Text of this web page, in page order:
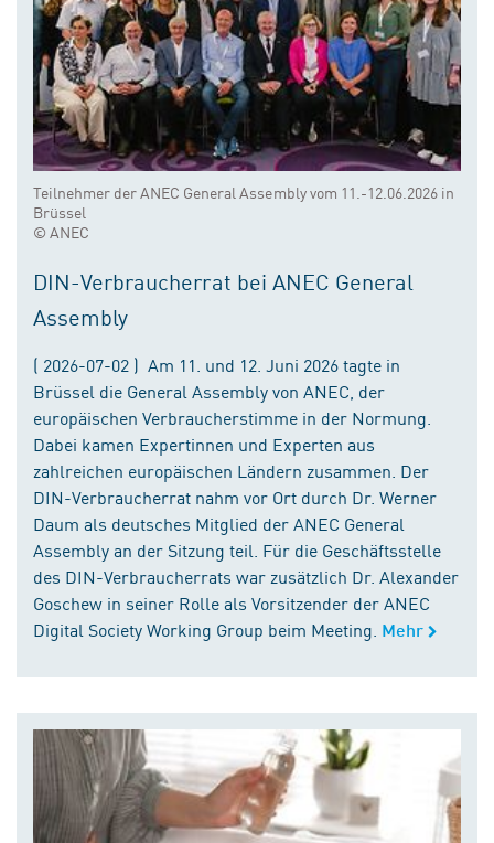
Teilnehmer der ANEC General Assembly vom 11.-12.06.2026 in
Brüssel
© ANEC
DIN-Verbraucherrat bei ANEC General
Assembly
( 2026-07-02 ) Am 11. und 12. Juni 2026 tagte in
Brüssel die General Assembly von ANEC, der
europäischen Verbraucherstimme in der Normung.
Dabei kamen Expertinnen und Experten aus
zahlreichen europäischen Ländern zusammen. Der
DIN-Verbraucherrat nahm vor Ort durch Dr. Werner
Daum als deutsches Mitglied der ANEC General
Assembly an der Sitzung teil. Für die Geschäftsstelle
des DIN-Verbraucherrats war zusätzlich Dr. Alexander
Goschew in seiner Rolle als Vorsitzender der ANEC
Digital Society Working Group beim Meeting. Mehr